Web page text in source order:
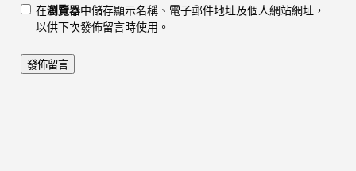
在瀏覽器中儲存顯示名稱、電子郵件地址及個人網站網址，
以供下次發佈留言時使用。